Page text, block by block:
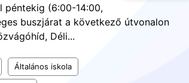
péntekig (6:00-14:00,
buszjárat a következő útvonalon
Déli...
Általános iskola